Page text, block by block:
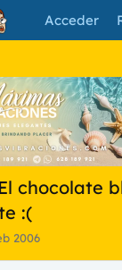
Acceder
chocolate
:(
2006